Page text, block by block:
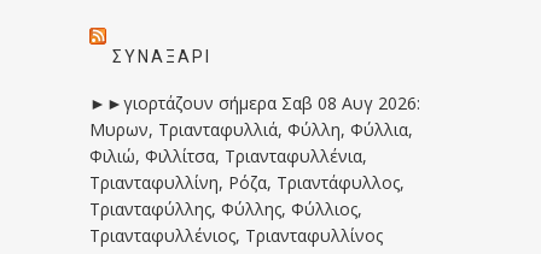
ΣΥΝΑΞΆΡΙ
►►γιορτάζουν σήμερα Σαβ 08 Αυγ 2026:
Μυρων, Τριανταφυλλιά, Φύλλη, Φύλλια,
Φιλιώ, Φιλλίτσα, Τριανταφυλλένια,
Τριανταφυλλίνη, Ρόζα, Τριαντάφυλλος,
Τριανταφύλλης, Φύλλης, Φύλλιος,
Τριανταφυλλένιος, Τριανταφυλλίνος